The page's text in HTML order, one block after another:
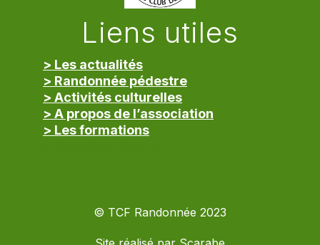
Liens utiles
> Les actualités
> Randonnée pédestre
> Activités culturelles
> A propos de l’association
> Les formations
© TCF Randonnée 2023